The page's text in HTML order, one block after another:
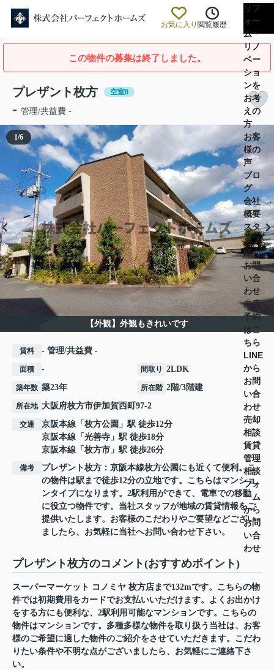
お気に入り 閲覧履歴
リフ
ォー
ム・
リノ
ベー
ショ
ンを
お考
えの
方
お客
様の
声
ブロ
グ
会社
概要
スタ
ッフ
紹介
お問
い合
わせ
来店
予約
はこ
ちら
LINE
から
お問
い合
わせ
売却
相談
賃貸
管理
相談
フォ
ーム
から
お問
い合
わせ
この物件の募集は終了しました。
プレザント枚方 空室0
- 管理/共益費 -
【外観】外観もきれいです
1/6
賃料 - 管理/共益費 -
面積 - 間取り 2LDK
築年数 築23年 所在階 2階/3階建
所在地 大阪府枚方市伊加賀西町 97-2
交通 京阪本線 「 枚方公園 」駅 徒歩12分
京阪本線 「 光善寺 」駅 徒歩18分
京阪本線 「 枚方市 」駅 徒歩26分
備考
プレザント枚方：京阪本線枚方公園にも近くて便利。こ
の物件は駅まで徒歩12分の立地です。こちらはマンショ
ンタイプになります。2駅利用ができて、電車での移動
に役立つ物件です。当社スタッフが地域の賃貸情報をご
提供いたします。お客様のこだわりやご要望などござい
ましたら、お気軽に当社へお問い合わせ下さい。
プレザント枚方のコメント(おすすめポイント)
スーパーマーケット コノミヤ 枚方店まで132mです。こちらの物
件では初期費用をカードでお支払いいただけます。よくお出かけ
をする方にも便利な、2駅利用可能なマンションです。こちらの
物件はマンションです。多種多様な物件を取り扱う当社は、お客
様のご希望に適した物件のご紹介をさせていただきます。こだわ
りたい条件や不明な点がございましたら、お気軽にご連絡下さ
い。